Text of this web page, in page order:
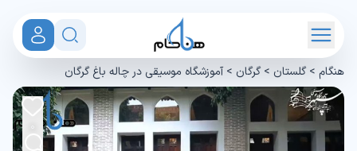
هنگام >گلستان >گرگان >آموزشگاه موسیقی در چاله باغ گرگان